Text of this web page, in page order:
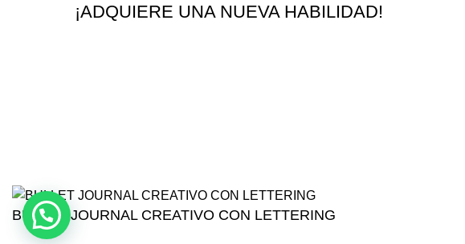
¡ADQUIERE UNA NUEVA HABILIDAD!
BULLET JOURNAL CREATIVO CON LETTERING